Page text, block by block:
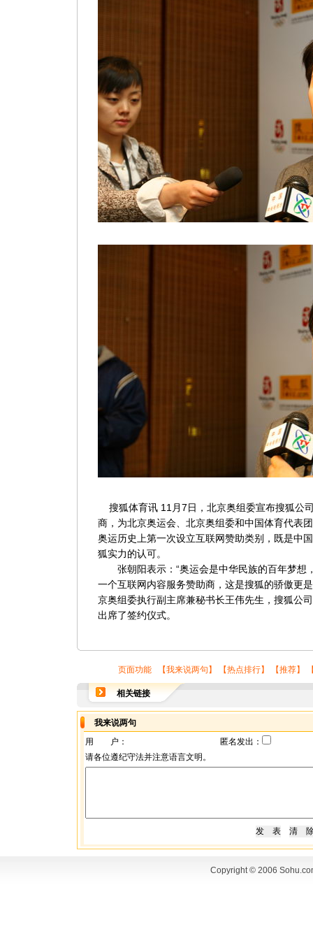
搜狐体育讯 11月7日，北京奥组委宣布搜狐公
商，为北京奥运会、北京奥组委和中国体育代表
奥运历史上第一次设立互联网赞助类别，既是中
狐实力的认可。
张朝阳表示：“奥运会是中华民族的百年梦想
一个互联网内容服务赞助商，这是搜狐的骄傲更
京奥组委执行副主席兼秘书长王伟先生，搜狐公
出席了签约仪式。
页面功能 【我来说两句 】 【热点排行】 【推荐】
相关链接
我来说两句
用 户：
匿名发出：
请各位遵纪守法并注意语言文明。
Copyright © 2006